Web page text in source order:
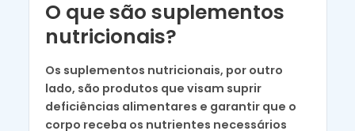
O que são suplementos
nutricionais?
Os suplementos nutricionais, por outro
lado, são produtos que visam suprir
deficiências alimentares e garantir que o
corpo receba os nutrientes necessários